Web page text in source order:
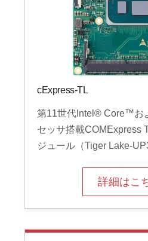
cExpress-TL
第11世代Intel® Core™お
セッサ搭載COMExpress
ジュール（Tiger Lake-
詳細はこ